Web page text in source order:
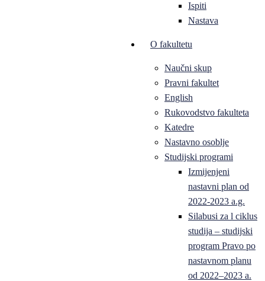
Ispiti
Nastava
O fakultetu
Naučni skup
Pravni fakultet
English
Rukovodstvo fakulteta
Katedre
Nastavno osoblje
Studijski programi
Izmijenjeni
nastavni plan od
2022-2023 a.g.
Silabusi za l ciklus
studija – studijski
program Pravo po
nastavnom planu
od 2022–2023 a.